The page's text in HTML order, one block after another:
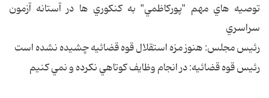
توصيه هاي مهم "پورکاظمي" به کنکوري ها در آستانه آزمون
سراسري
رئيس مجلس: هنوز مزه استقلال قوه قضائيه چشيده نشده است
رئيس قوه قضائيه: در انجام وظايف کوتاهي نکرده و نمي کنيم